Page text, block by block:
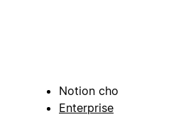
Notion cho
Enterprise